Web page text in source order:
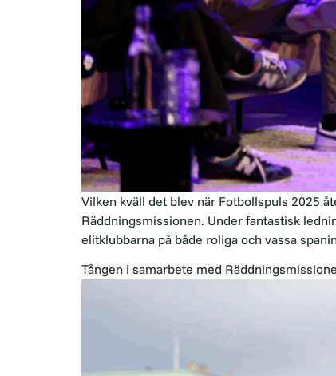
Vilken kväll det blev när Fotbollspuls 2025
Räddningsmissionen. Under fantastisk
elitklubbarna på både roliga och vassa
Tången i samarbete med